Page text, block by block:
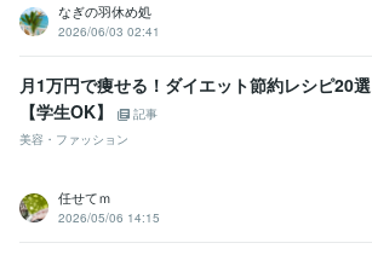
なぎの羽休め処
2026/06/03 02:41
月1万円で痩せる！ダイエット節約レシピ20選
【学生OK】
記事
美容・ファッション
任せてｍ
2026/05/06 14:15